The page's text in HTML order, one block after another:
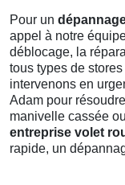
Pour un
appel à notre
déblocage, la
tous types de
intervenons en
Adam pour
manivelle cassée
entreprise volet
rapide, un